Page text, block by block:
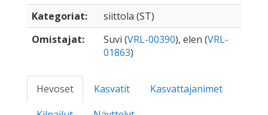
Kategoriat:
siittola (ST)
Omistajat:
Suvi (VRL-00390), elen (VRL-
01863)
Hevoset Kasvatit
Kasvattajanimet